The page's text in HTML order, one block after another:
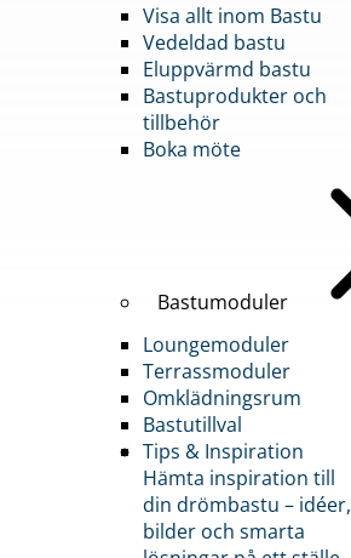
Visa allt inom Bastu
Vedeldad bastu
Eluppvärmd bastu
Bastuprodukter och
tillbehör
Boka möte
Bastumoduler
Loungemoduler
Terrassmoduler
Omklädningsrum
Bastutillval
Tips & Inspiration
Hämta inspiration till
din drömbastu – idéer,
bilder och smarta